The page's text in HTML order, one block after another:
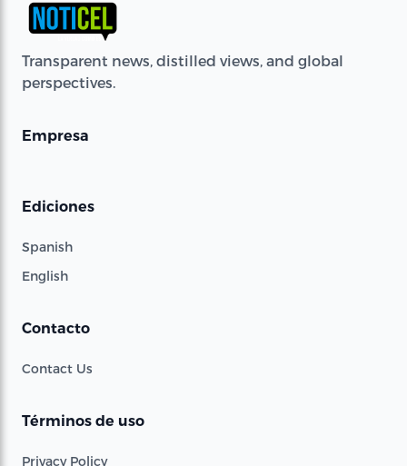
Transparent news, distilled views, and global
perspectives.
Empresa
Ediciones
Spanish
English
Contacto
Contact Us
Términos de uso
Privacy Policy